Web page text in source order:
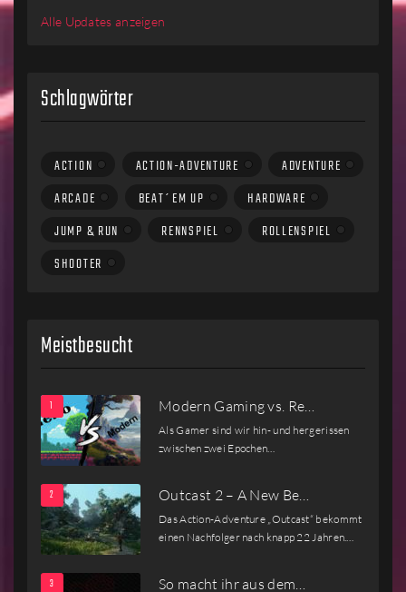
Alle Updates anzeigen
Schlagwörter
ACTION ACTION-ADVENTURE
ADVENTURE
ARCADE
BEAT´EM UP
HARDWARE
JUMP & RUN
RENNSPIEL
ROLLENSPIEL
SHOOTER
Meistbesucht
Modern Gaming vs. Re…
Als Gamer sind wir hin- und hergerissen
zwischen zwei Epochen…
Outcast 2 – A New Be…
Das Action-Adventure „Outcast“ bekommt
einen Nachfolger nach knapp 22 Jahren.…
So macht ihr aus dem…